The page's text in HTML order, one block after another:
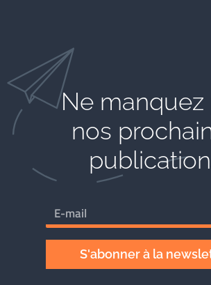
Ne manquez
nos
S'abonner à la